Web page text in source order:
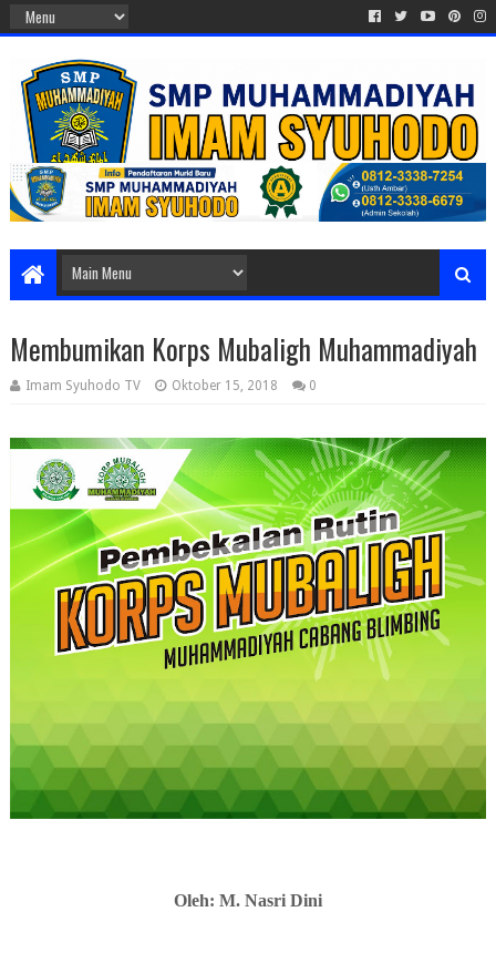
Membumikan Korps Mubaligh Muhammadiyah
Imam Syuhodo TV Oktober 15, 2018 0
Oleh: M. Nasri Dini